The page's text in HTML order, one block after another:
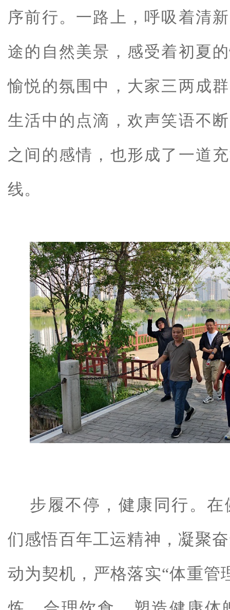
序前行。一路上，呼吸着清
途的自然美景，感受着初夏
愉悦的氛围中，大家三两成
生活中的点滴，欢声笑语不
之间的感情，也形成了一道
线。
步履不停，健康同行。
们感悟百年工运精神，凝聚
动为契机，严格落实“体重管